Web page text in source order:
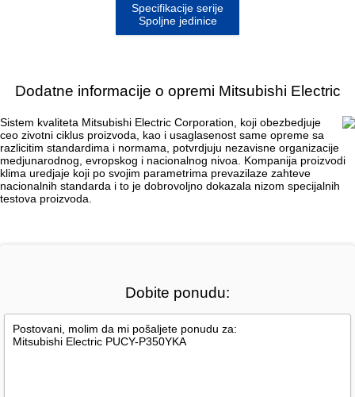
Specifikacije serije
Spoljne jedinice
Dodatne informacije o opremi Mitsubishi Electric
Sistem kvaliteta Mitsubishi Electric Corporation, koji obezbedjuje
ceo zivotni ciklus proizvoda, kao i usaglasenost same opreme sa
razlicitim standardima i normama, potvrdjuju nezavisne organizacije
medjunarodnog, evropskog i nacionalnog nivoa. Kompanija proizvodi
klima uredjaje koji po svojim parametrima prevazilaze zahteve
nacionalnih standarda i to je dobrovoljno dokazala nizom specijalnih
testova proizvoda.
Dobite ponudu: